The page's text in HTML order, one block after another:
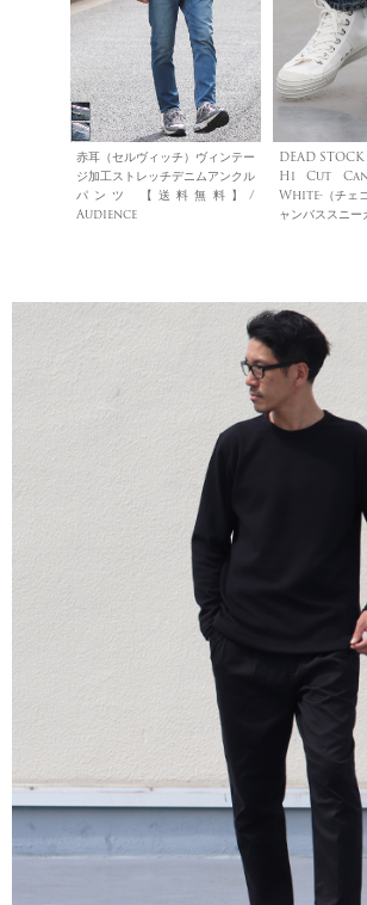
赤耳（セルヴィッチ）ヴィンテー
ジ加工ストレッチデニムアンクル
パンツ 【送料無料】/
Audience
DEAD
Hi Cut
White-（チェ
ャンバススニ